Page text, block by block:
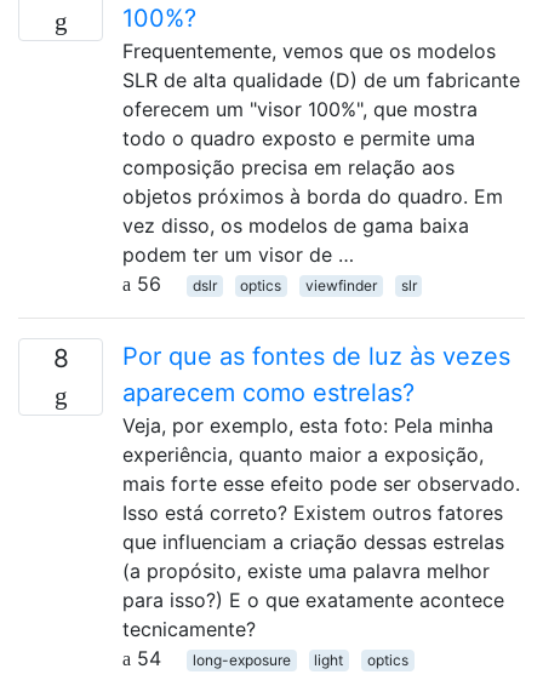
100%?
Frequentemente, vemos que os modelos
SLR de alta qualidade (D) de um fabricante
oferecem um "visor 100%", que mostra
todo o quadro exposto e permite uma
composição precisa em relação aos
objetos próximos à borda do quadro. Em
vez disso, os modelos de gama baixa
podem ter um visor de …
56
dslr optics viewfinder slr
8
Por que as fontes de luz às vezes
aparecem como estrelas?
Veja, por exemplo, esta foto: Pela minha
experiência, quanto maior a exposição,
mais forte esse efeito pode ser observado.
Isso está correto? Existem outros fatores
que influenciam a criação dessas estrelas
(a propósito, existe uma palavra melhor
para isso?) E o que exatamente acontece
tecnicamente?
54
long-exposure light optics